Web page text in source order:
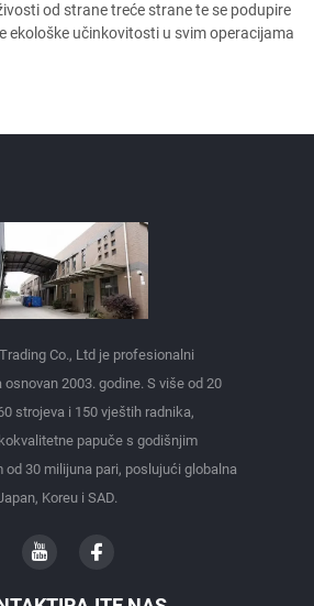
od strane treće strane te se podupire
ekološke učinkovitosti u svim operacijama
Co., Ltd je profesionalni
2003. godine. S više od 20
strojeva i 150 vještih radnika,
papuče s godišnjim
od 30 milijuna pari, poslujući globalna
Koreu i SAD.